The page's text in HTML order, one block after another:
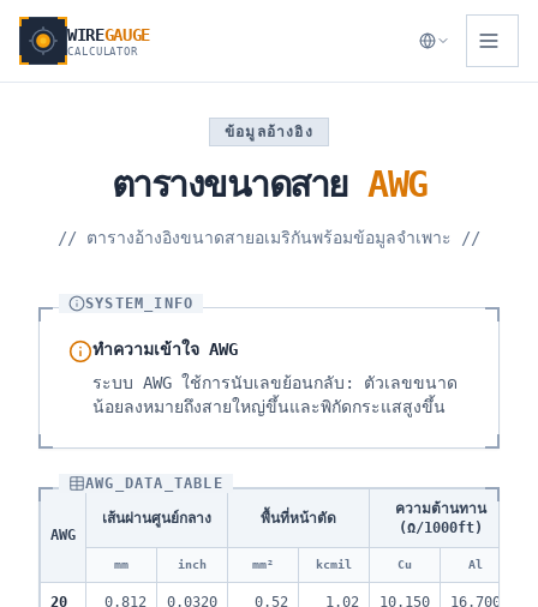
WIREGAUGE
CALCULATOR
ข้อมูลอ้างอิง
ตารางขนาดสาย AWG
// ตารางอ้างอิงขนาดสายอเมริกันพร้อมข้อมูลจำเพาะ //
SYSTEM_INFO
ทำความเข้าใจ AWG
ระบบ AWG ใช้การนับเลขย้อนกลับ: ตัวเลขขนาด
น้อยลงหมายถึงสายใหญ่ขึ้นและพิกัดกระแสสูงขึ้น
AWG_DATA_TABLE
AWG
เส้นผ่านศูนย์กลาง พื้นที่หน้าตัด
ความต้านทาน
(Ω/1000ft)
mm inch mm² kcmil Cu Al
20 0.812 0.0320 0.52 1.02 10.150 16.700